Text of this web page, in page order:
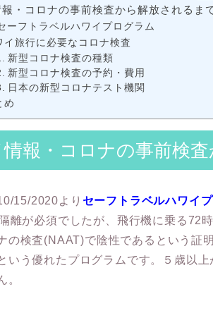
・コロナの事前検査から解放されるま
ーフトラベルハワイプログラム
イ旅行に必要なコロナ検査
新型コロナ検査の種類
新型コロナ検査の予約・費用
日本の新型コロナテスト機関
め
報・コロナの事前検
15/2020より セーフトラベルハワイ
離が必須でしたが、飛行機に乗る72
の検査(NAAT)で陰性であるという証
いう優れたプログラムです。５歳以
。